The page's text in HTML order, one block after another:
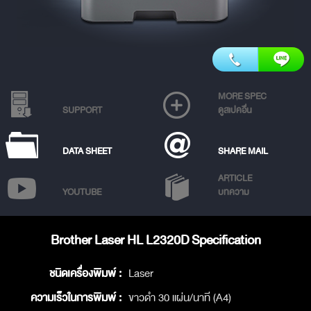
SUPPORT
MORE SPEC
ดูสเปคอื่น
DATA SHEET SHARE MAIL
YOUTUBE
ARTICLE
บทความ
Brother Laser HL L2320D Specification
ชนิดเครื่องพิมพ์ : Laser
ความเร็วในการพิมพ์ : ขาวดำ 30 แผ่น/นาที (A4)